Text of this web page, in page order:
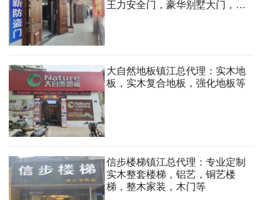
王力安全门，豪华别墅大门，铸
大自然地板镇江总代理：实木地
板，实木复合地板，强化地板等
信步楼梯镇江总代理：专业定制
实木整套楼梯，铝艺，铜艺楼
梯，整木家装，木门等